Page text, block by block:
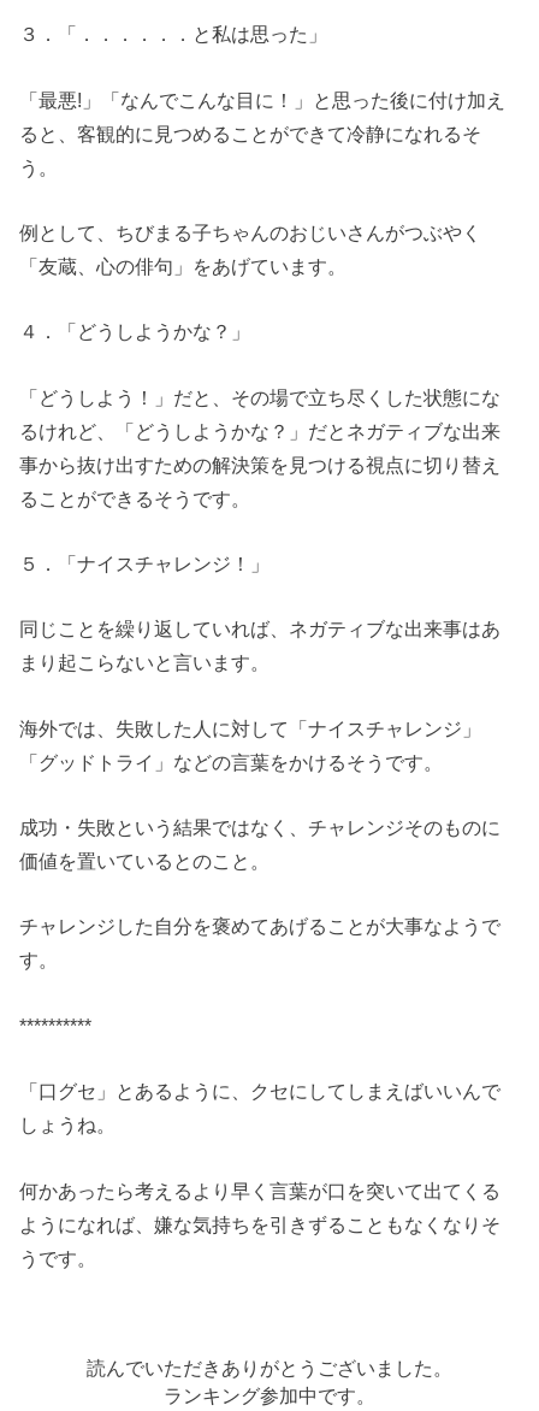
３．「．．．．．．と私は思った」
「最悪!」「なんでこんな目に！」と思った後に付け加え
ると、客観的に見つめることができて冷静になれるそ
う。
例として、ちびまる子ちゃんのおじいさんがつぶやく
「友蔵、心の俳句」をあげています。
４．「どうしようかな？」
「どうしよう！」だと、その場で立ち尽くした状態にな
るけれど、「どうしようかな？」だとネガティブな出来
事から抜け出すための解決策を見つける視点に切り替え
ることができるそうです。
５．「ナイスチャレンジ！」
同じことを繰り返していれば、ネガティブな出来事はあ
まり起こらないと言います。
海外では、失敗した人に対して「ナイスチャレンジ」
「グッドトライ」などの言葉をかけるそうです。
成功・失敗という結果ではなく、チャレンジそのものに
価値を置いているとのこと。
チャレンジした自分を褒めてあげることが大事なようで
す。
**********
「口グセ」とあるように、クセにしてしまえばいいんで
しょうね。
何かあったら考えるより早く言葉が口を突いて出てくる
ようになれば、嫌な気持ちを引きずることもなくなりそ
うです。
読んでいただきありがとうございました。
ランキング参加中です。